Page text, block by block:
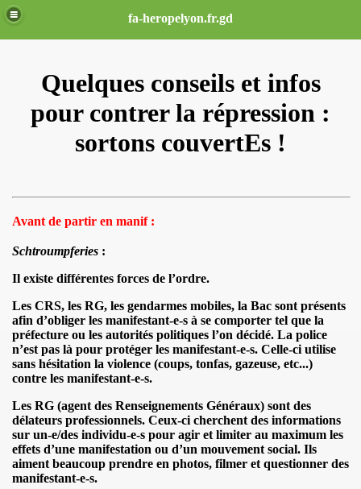
fa-heropelyon.fr.gd
Quelques conseils et infos
pour contrer la répression :
sortons couvertEs !
Avant de partir en manif :
Schtroumpferies :
Il existe différentes forces de l’ordre.
Les CRS, les RG, les gendarmes mobiles, la Bac sont présents
afin d’obliger les manifestant-e-s à se comporter tel que la
préfecture ou les autorités politiques l’on décidé. La police
n’est pas là pour protéger les manifestant-e-s. Celle-ci utilise
sans hésitation la violence (coups, tonfas, gazeuse, etc...)
contre les manifestant-e-s.
Les RG (agent des Renseignements Généraux) sont des
délateurs professionnels. Ceux-ci cherchent des informations
sur un-e/des individu-e-s pour agir et limiter au maximum les
effets d’une manifestation ou d’un mouvement social. Ils
aiment beaucoup prendre en photos, filmer et questionner des
manifestant-e-s.
LA POLICE DE 2005 A 2012
CLERMONT FERRAND
MONTREAL 2013